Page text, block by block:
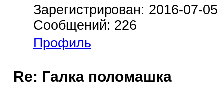
Зарегистрирован: 2016-07-05
Сообщений: 226
Профиль
Re: Галка поломашка